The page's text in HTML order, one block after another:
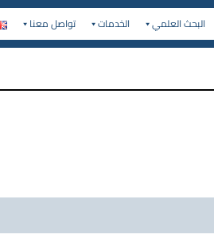
البحث العلمي الخدمات تواصل معنا